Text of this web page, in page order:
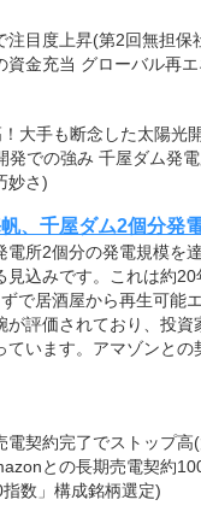
注目度上昇(第2回無担保
資金充当 グローバル再
大手も断念した太陽光
発での強み 千屋ダム発
妙さ)
、千屋ダム2個分発
電所2個分の発電規模を
見込みです。これは約20
で居酒屋から再生可能
が評価されており、投資
ています。アマゾンとの
電契約完了でストップ高
との長期売電契約
数」構成銘柄選定)